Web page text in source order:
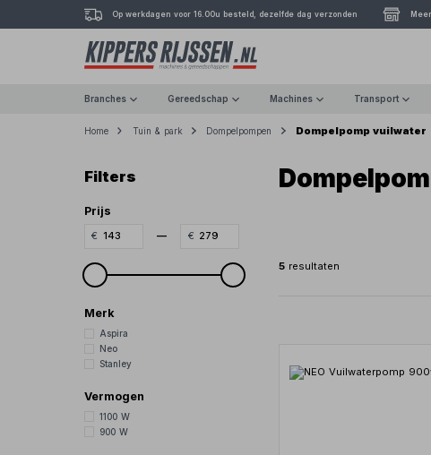
Op werkdagen voor 16.00u besteld, dezelfde dag verzonden
Branches Gereedschap Machines Transport
Home Tuin & park Dompelpompen Dompelpomp vuilwater
Filters
Prijs
—
Merk
Aspira
Neo
Stanley
Vermogen
1100 W
900 W
5 resultaten